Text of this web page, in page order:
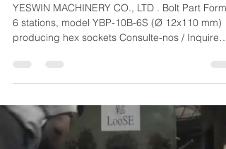
sextavados
YESWIN MACHINERY CO., LTD . Bolt Part
producing hex sockets Consulte-nos / Inquire
us....